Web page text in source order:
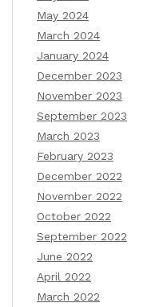
May 2024
March 2024
January 2024
December 2023
November 2023
September 2023
March 2023
February 2023
December 2022
November 2022
October 2022
September 2022
June 2022
April 2022
March 2022